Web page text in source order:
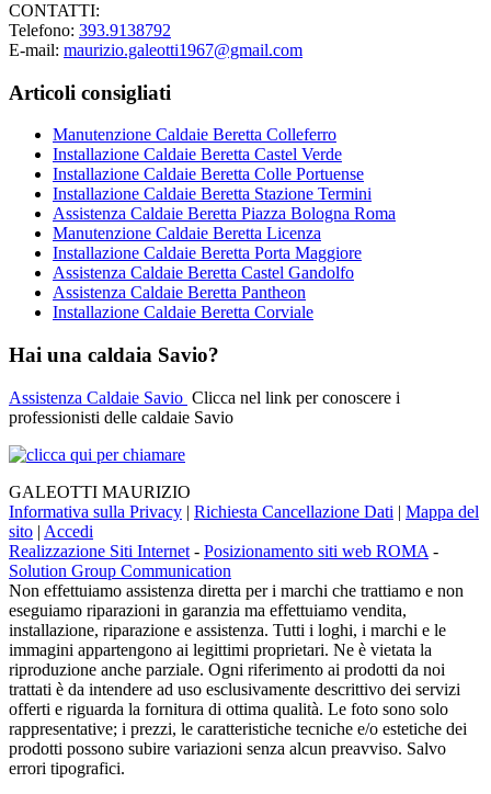
CONTATTI:
Telefono: 393.9138792
E-mail: maurizio.galeotti1967@gmail.com
Articoli consigliati
Manutenzione Caldaie Beretta Colleferro
Installazione Caldaie Beretta Castel Verde
Installazione Caldaie Beretta Colle Portuense
Installazione Caldaie Beretta Stazione Termini
Assistenza Caldaie Beretta Piazza Bologna Roma
Manutenzione Caldaie Beretta Licenza
Installazione Caldaie Beretta Porta Maggiore
Assistenza Caldaie Beretta Castel Gandolfo
Assistenza Caldaie Beretta Pantheon
Installazione Caldaie Beretta Corviale
Hai una caldaia Savio?
Assistenza Caldaie Savio Clicca nel link per conoscere i
professionisti delle caldaie Savio
GALEOTTI MAURIZIO
Informativa sulla Privacy | Richiesta Cancellazione Dati | Mappa del
sito | Accedi
Realizzazione Siti Internet - Posizionamento siti web ROMA -
Solution Group Communication
Non effettuiamo assistenza diretta per i marchi che trattiamo e non
eseguiamo riparazioni in garanzia ma effettuiamo vendita,
installazione, riparazione e assistenza. Tutti i loghi, i marchi e le
immagini appartengono ai legittimi proprietari. Ne è vietata la
riproduzione anche parziale. Ogni riferimento ai prodotti da noi
trattati è da intendere ad uso esclusivamente descrittivo dei servizi
offerti e riguarda la fornitura di ottima qualità. Le foto sono solo
rappresentative; i prezzi, le caratteristiche tecniche e/o estetiche dei
prodotti possono subire variazioni senza alcun preavviso. Salvo
errori tipografici.